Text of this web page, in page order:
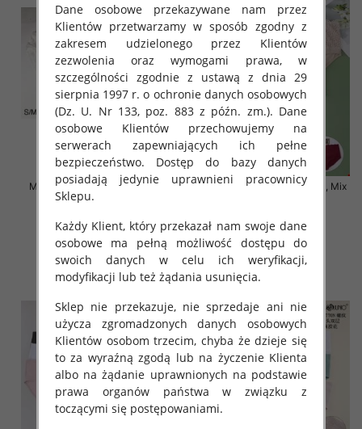
Majtki damskie Roz S-2XL, Mix
kolor Paczka 24 szt
4.50 zł
szczegóły
Majtki damskie Roz XL-4XL, Mix
6.50 zł
szczegóły
Dane osobowe przekazywane nam przez
Klientów przetwarzamy w sposób zgodny z
zakresem udzielonego przez Klientów
zezwolenia oraz wymogami prawa, w
szczególności zgodnie z ustawą z dnia 29
sierpnia 1997 r. o ochronie danych osobowych
(Dz. U. Nr 133, poz. 883 z późn. zm.). Dane
osobowe Klientów przechowujemy na
serwerach zapewniających ich pełne
bezpieczeństwo. Dostęp do bazy danych
posiadają jedynie uprawnieni pracownicy
Sklepu.
Każdy Klient, który przekazał nam swoje dane
osobowe ma pełną możliwość dostępu do
swoich danych w celu ich weryfikacji,
modyfikacji lub też żądania usunięcia.
Sklep nie przekazuje, nie sprzedaje ani nie
użycza zgromadzonych danych osobowych
Klientów osobom trzecim, chyba że dzieje się
to za wyraźną zgodą lub na życzenie Klienta
albo na żądanie uprawnionych na podstawie
prawa organów państwa w związku z
toczącymi się postępowaniami.